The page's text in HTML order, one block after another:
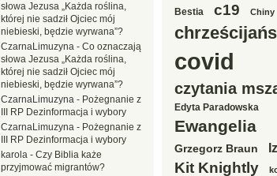
Bestia c19 Chiny
covid
czytania
Edyta Paradowska
Ewangelia
Grzegorz Braun
Kit Knightly
słowa Jezusa „Każda roślina,
której nie sadził Ojciec mój
niebieski, będzie wyrwana”?
CzarnaLimuzyna - Co oznaczają
słowa Jezusa „Każda roślina,
której nie sadził Ojciec mój
niebieski, będzie wyrwana”?
CzarnaLimuzyna - Pożegnanie z
III RP Dezinformacja i wybory
CzarnaLimuzyna - Pożegnanie z
III RP Dezinformacja i wybory
karola - Czy Biblia każe
przyjmować migrantów?